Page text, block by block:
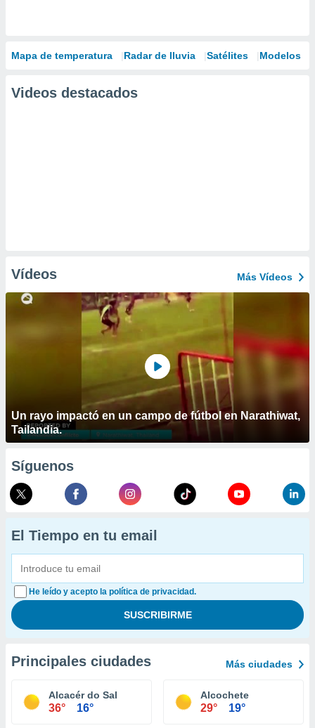
Mapa de temperatura Radar de lluvia Satélites Modelos
Videos destacados
Vídeos Más Vídeos
Un rayo impactó en un campo de fútbol en Narathiwat,
Tailandia.
Síguenos
El Tiempo en tu email
He leído y acepto la política de privacidad.
Principales ciudades Más ciudades
Alcacér do Sal
36° 16°
Alcochete
29° 19°